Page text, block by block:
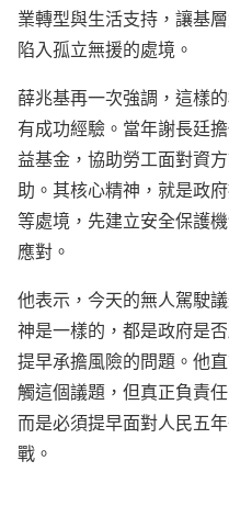
業轉型與生活支持，讓基
陷入孤立無援的處境。
薛兆基再一次強調，這樣
有成功經驗。當年謝長廷
益基金，協助勞工面對資
助。其核心精神，就是政
等處境，先建立安全保護
應對。
他表示，今天的無人駕駛
神是一樣的，都是政府是
提早承擔風險的問題。他
觸這個議題，但真正負責
而是必須提早面對人民五
戰。